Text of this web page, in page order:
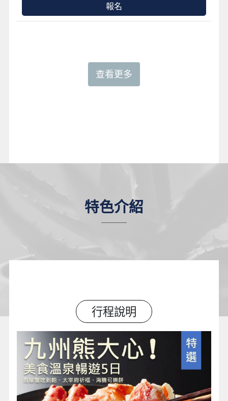
特色介紹
行程說明
報名
查看更多